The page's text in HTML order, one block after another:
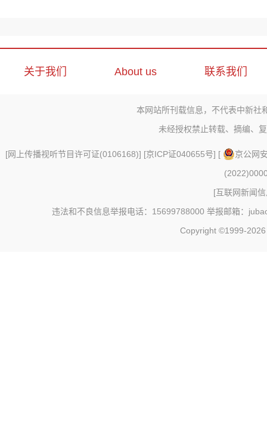
关于我们 About us 联系我们
本网站所刊载信息，不代表中新社
未经授权禁止转载、摘编、
[网上传播视听节目许可证(0106168)] [京ICP证040655号] [
京公网
[互联网新闻
违法和不良信息举报电话：15699788000 举报邮箱：
Copyright ©1999-